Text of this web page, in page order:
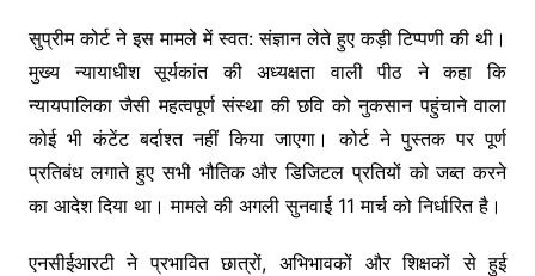
सुप्रीम कोर्ट ने इस मामले में स्वत: संज्ञान लेते हुए कड़ी टिप्पणी की थी।
मुख्य न्यायाधीश सूर्यकांत की अध्यक्षता वाली पीठ ने कहा कि
न्यायपालिका जैसी महत्वपूर्ण संस्था की छवि को नुकसान पहुंचाने वाला
कोई भी कंटेंट बर्दाश्त नहीं किया जाएगा। कोर्ट ने पुस्तक पर पूर्ण
प्रतिबंध लगाते हुए सभी भौतिक और डिजिटल प्रतियों को जब्त करने
का आदेश दिया था। मामले की अगली सुनवाई 11 मार्च को निर्धारित है।
एनसीईआरटी ने प्रभावित छात्रों, अभिभावकों और शिक्षकों से हुई